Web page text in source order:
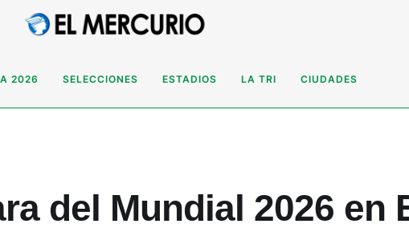
2026 SELECCIONES ESTADIOS LA TRI CIUDADES
del Mundial 2026 en